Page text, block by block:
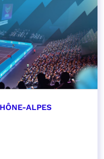
ALPES